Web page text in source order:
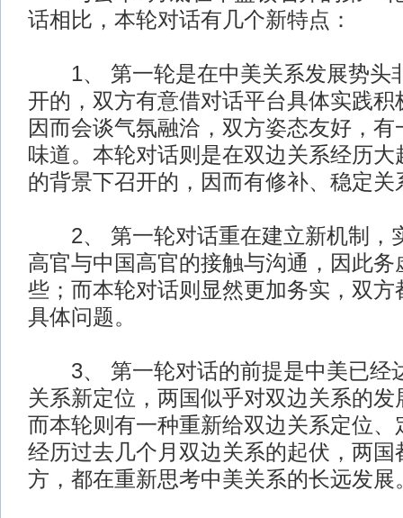
话相比，本轮对话有几个新特点：
1、 第一轮是在中美关系发展势头
开的，双方有意借对话平台具体实践积
因而会谈气氛融洽，双方姿态友好，有
味道。本轮对话则是在双边关系经历大
的背景下召开的，因而有修补、稳定关
2、 第一轮对话重在建立新机制，
高官与中国高官的接触与沟通，因此务
些；而本轮对话则显然更加务实，双方
具体问题。
3、 第一轮对话的前提是中美已经
关系新定位，两国似乎对双边关系的
而本轮则有一种重新给双边关系定位、
经历过去几个月双边关系的起伏，两国
方，都在重新思考中美关系的长远发展